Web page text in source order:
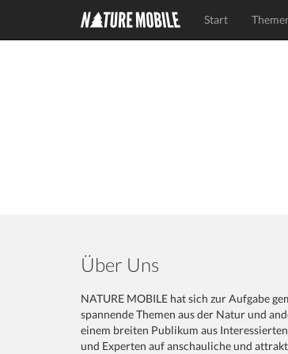
Start
Über Uns
NATURE MOBILE hat sich zur Aufgabe
spannende Themen aus der Natur und
einem breiten Publikum aus
und Experten auf anschauliche und